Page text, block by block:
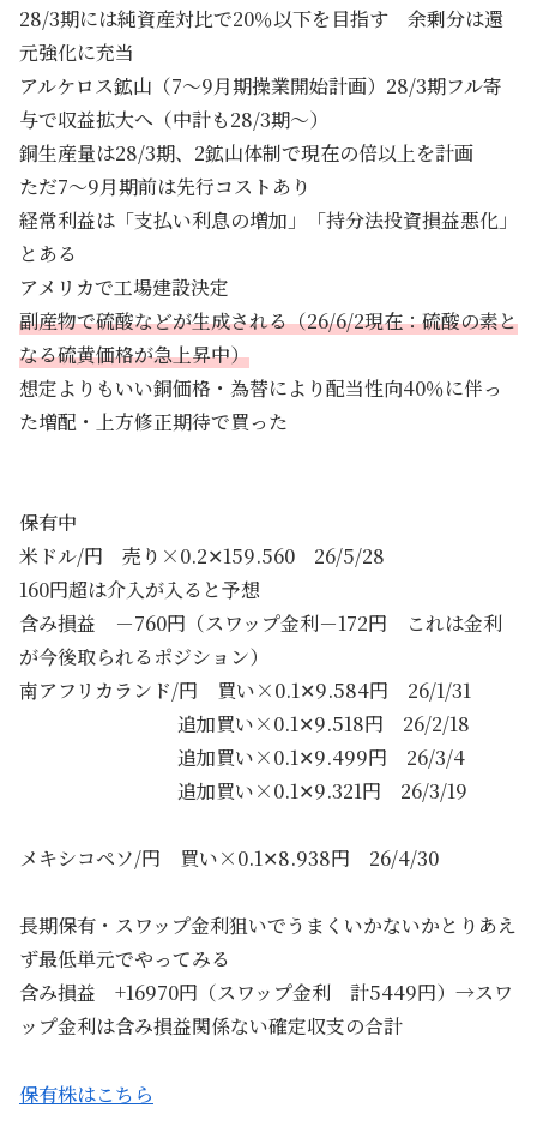
28/3期には純資産対比で20％以下を目指す 余剰分は還
元強化に充当
アルケロス鉱山（7～9月期操業開始計画）28/3期フル寄
与で収益拡大へ（中計も28/3期～）
銅生産量は28/3期、2鉱山体制で現在の倍以上を計画
ただ7～9月期前は先行コストあり
経常利益は「支払い利息の増加」「持分法投資損益悪化」
とある
アメリカで工場建設決定
副産物で硫酸などが生成される（26/6/2現在：硫酸の素と
なる硫黄価格が急上昇中）
想定よりもいい銅価格・為替により配当性向40％に伴っ
た増配・上方修正期待で買った
保有中
米ドル/円 売り×0.2✕159.560 26/5/28
160円超は介入が入ると予想
含み損益 －760円（スワップ金利－172円 これは金利
が今後取られるポジション）
南アフリカランド/円 買い×0.1✕9.584円 26/1/31
追加買い×0.1✕9.518円 26/2/18
追加買い×0.1✕9.499円 26/3/4
追加買い×0.1✕9.321円 26/3/19
メキシコペソ/円 買い×0.1✕8.938円 26/4/30
長期保有・スワップ金利狙いでうまくいかないかとりあえ
ず最低単元でやってみる
含み損益 +16970円（スワップ金利 計5449円）→スワ
ップ金利は含み損益関係ない確定収支の合計
保有株はこちら